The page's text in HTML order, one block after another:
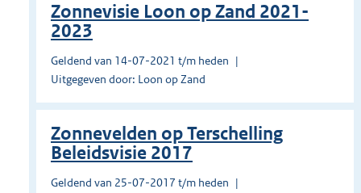
Zonnevisie Loon op Zand 2021-
2023
Geldend van 14-07-2021 t/m heden
Uitgegeven door: Loon op Zand
Zonnevelden op Terschelling
Beleidsvisie 2017
Geldend van 25-07-2017 t/m heden